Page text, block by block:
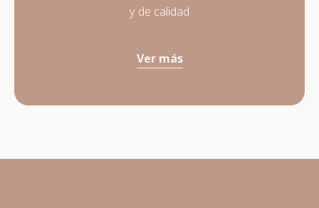
y de calidad
Ver más